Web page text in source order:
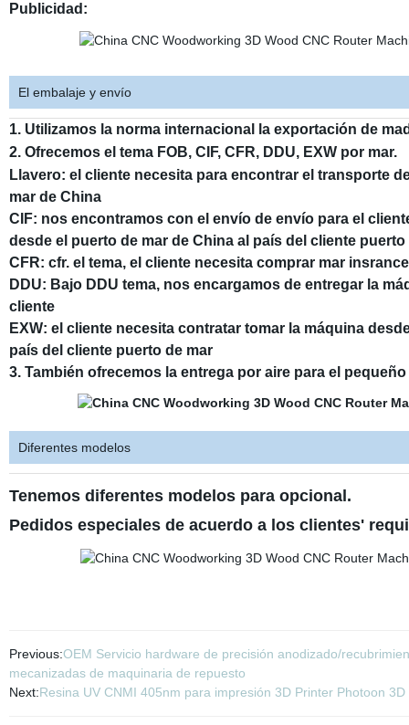
Publicidad:
El embalaje y envío
1. Utilizamos la norma internacional la exportación de
2. Ofrecemos el tema FOB, CIF, CFR, DDU, EXW por mar.
Llavero: el cliente necesita para encontrar el transporte
mar de China
CIF: nos encontramos con el envío de envío para el
desde el puerto de mar de China al país del cliente
CFR: cfr. el tema, el cliente necesita comprar mar
DDU: Bajo DDU tema, nos encargamos de entregar la
cliente
EXW: el cliente necesita contratar tomar la máquina
país del cliente puerto de mar
3. También ofrecemos la entrega por aire para el
Diferentes modelos
Tenemos diferentes modelos para opcional.
Pedidos especiales de acuerdo a los clientes'
Previous:OEM Servicio hardware de precisión anodizado/
mecanizadas de maquinaria de repuesto
Next:Resina UV CNMI 405nm para impresión 3D Printer Photoon